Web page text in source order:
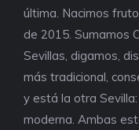
última. Nacimos
de 2015. Sumamos
Sevillas, digamos,
más tradicional,
y está la otra
moderna. Ambas